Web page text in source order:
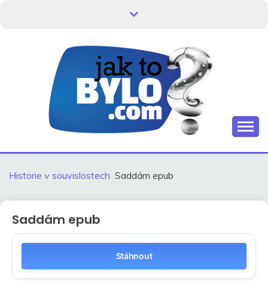
HISTORIE V
SOUVISLOSTECH
Historie v souvislostech Saddám epub
Saddám epub
Stáhnout